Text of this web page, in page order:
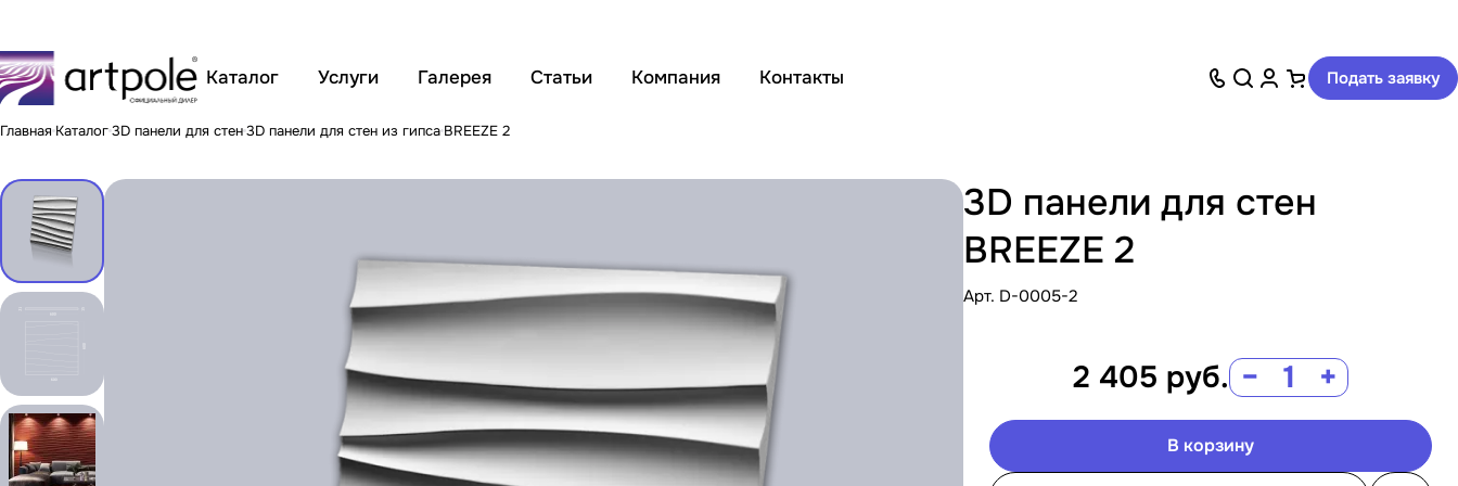
Каталог Услуги Галерея Статьи Компания Контакты Подать заявку
Главная Каталог3D панели для стен3D панели для стен из гипса BREEZE 2
3D панели для стен
BREEZE 2
Арт. D-0005-2
2 405 руб. − +
В корзину